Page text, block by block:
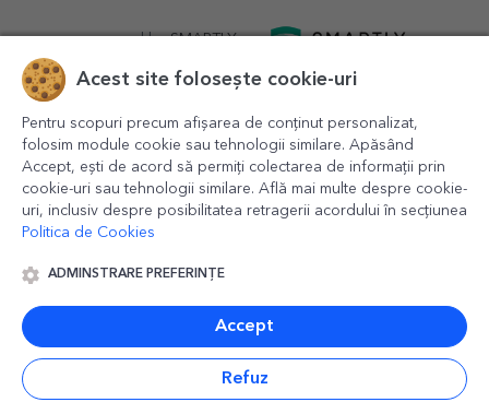
Plată rapidă prin
powered bySMARTLY.ro
© 2016-2026 StarGift Romania,
contact@stargift.ro
www.stargift.ro
, cod fiscal
Acest site folosește cookie-uri
Pentru scopuri precum afișarea de conținut personalizat,
folosim module cookie sau tehnologii similare. Apăsând
Accept, ești de acord să permiți colectarea de informații prin
cookie-uri sau tehnologii similare. Află mai multe despre cookie-
uri, inclusiv despre posibilitatea retragerii acordului în secțiunea
Politica de Cookies
ADMINSTRARE PREFERINȚE
Accept
Refuz